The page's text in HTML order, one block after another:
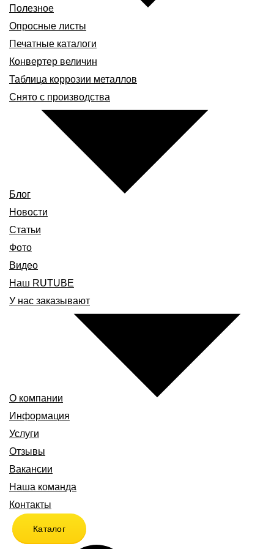
Полезное
Опросные листы
Печатные каталоги
Конвертер величин
Таблица коррозии металлов
Снято с производства
Блог
Новости
Статьи
Фото
Видео
Наш RUTUBE
У нас заказывают
О компании
Информация
Услуги
Отзывы
Вакансии
Наша команда
Контакты
Каталог